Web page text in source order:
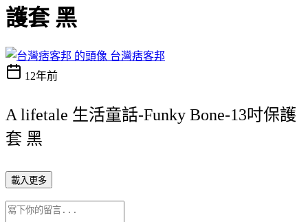
護套 黑
台灣痞客邦
12年前
A lifetale 生活童話-Funky Bone-13吋保護
套 黑
載入更多